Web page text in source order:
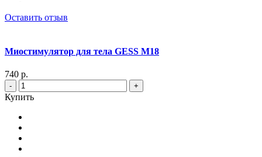
Оставить отзыв
Миостимулятор для тела GESS M18
740 р.
- +
Купить